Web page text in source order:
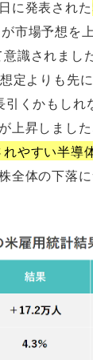
に発表された
市場予想を
識されまし
定よりも先
引くかもしれ
上昇しまし
やすい半導
全体の下落